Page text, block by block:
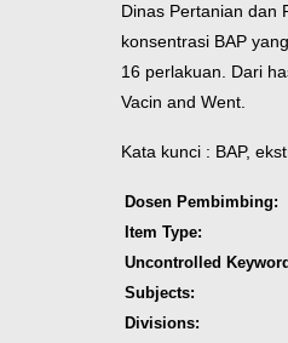
Dinas Pertanian dan
konsentrasi BAP
16 perlakuan. Dari
Vacin and Went.
Kata kunci : BAP,
Dosen Pembimbing:
Item Type:
Uncontrolled
Subjects:
Divisions: